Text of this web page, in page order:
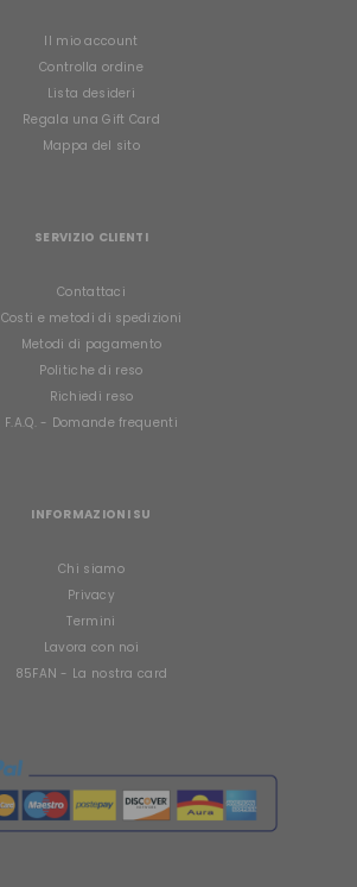
Il mio account
Controlla ordine
Lista desideri
Regala una Gift Card
Mappa del sito
SERVIZIO CLIENTI
Contattaci
Costi e metodi di spedizioni
Metodi di pagamento
Politiche di reso
Richiedi reso
F.A.Q. - Domande frequenti
INFORMAZIONI SU
Chi siamo
Privacy
Termini
Lavora con noi
85FAN - La nostra card